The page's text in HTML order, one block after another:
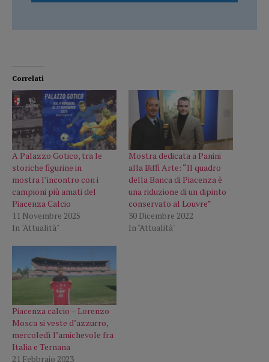
Correlati
A Palazzo Gotico, tra le
storiche figurine in
mostra l’incontro con i
campioni più amati del
Piacenza Calcio
11 Novembre 2025
In "Attualità"
Mostra dedicata a Panini
alla Biffi Arte: “Il quadro
della Banca di Piacenza è
una riduzione di un dipinto
conservato al Louvre”
30 Dicembre 2022
In "Attualità"
Piacenza calcio – Lorenzo
Mosca si veste d’azzurro,
mercoledì l’amichevole fra
Italia e Ternana
21 Febbraio 2023